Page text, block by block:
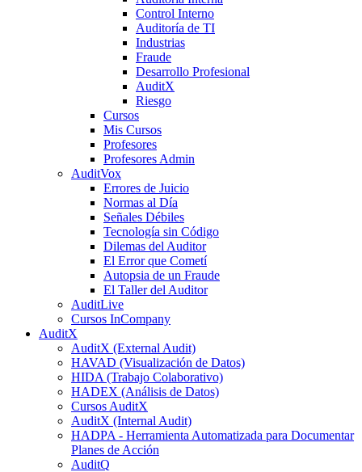
Control Interno
Auditoría de TI
Industrias
Fraude
Desarrollo Profesional
AuditX
Riesgo
Cursos
Mis Cursos
Profesores
Profesores Admin
AuditVox
Errores de Juicio
Normas al Día
Señales Débiles
Tecnología sin Código
Dilemas del Auditor
El Error que Cometí
Autopsia de un Fraude
El Taller del Auditor
AuditLive
Cursos InCompany
AuditX
AuditX (External Audit)
HAVAD (Visualización de Datos)
HIDA (Trabajo Colaborativo)
HADEX (Análisis de Datos)
Cursos AuditX
AuditX (Internal Audit)
HADPA - Herramienta Automatizada para Documentar
Planes de Acción
AuditQ